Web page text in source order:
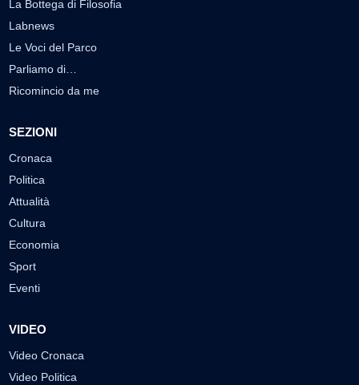
La Bottega di Filosofia
Labnews
Le Voci del Parco
Parliamo di…
Ricomincio da me
SEZIONI
Cronaca
Politica
Attualità
Cultura
Economia
Sport
Eventi
VIDEO
Video Cronaca
Video Politica